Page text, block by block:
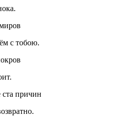
с тобою.
причин